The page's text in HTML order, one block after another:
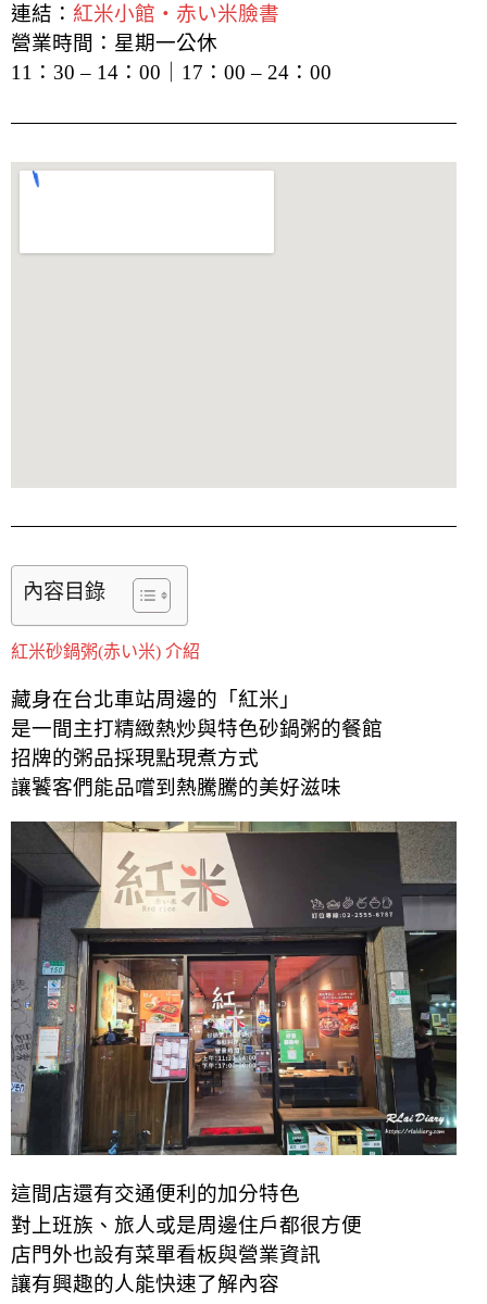
連結： 紅米小館・赤い米臉書
營業時間：星期一公休
11：30 – 14：00｜17：00 – 24：00
內容目錄
紅米砂鍋粥(赤い米) 介紹
藏身在台北車站周邊的「紅米」
是一間主打精緻熱炒與特色砂鍋粥的餐館
招牌的粥品採現點現煮方式
讓饕客們能品嚐到熱騰騰的美好滋味
這間店還有交通便利的加分特色
對上班族、旅人或是周邊住戶都很方便
店門外也設有菜單看板與營業資訊
讓有興趣的人能快速了解內容